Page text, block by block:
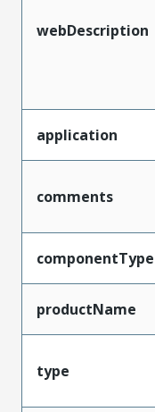
webDescription
application
comments
componentType
productName
type